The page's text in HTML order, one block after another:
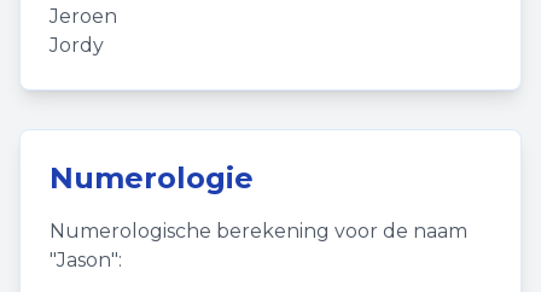
Jeroen
Jordy
Numerologie
Numerologische berekening voor de naam
"Jason":